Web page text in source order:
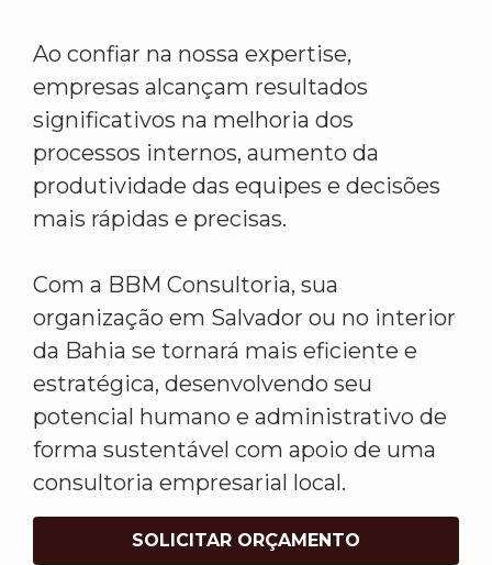
Ao confiar na nossa expertise,
empresas alcançam resultados
significativos na melhoria dos
processos internos, aumento da
produtividade das equipes e decisões
mais rápidas e precisas.
Com a BBM Consultoria, sua
organização em Salvador ou no interior
da Bahia se tornará mais eficiente e
estratégica, desenvolvendo seu
potencial humano e administrativo de
forma sustentável com apoio de uma
consultoria empresarial local.
SOLICITAR ORÇAMENTO